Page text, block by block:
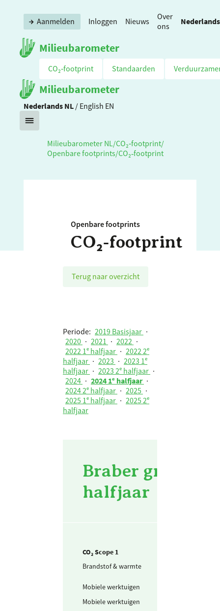
Milieubarometer
Aanmelden Inloggen Nieuws
Over
ons
Nederlands
CO₂‑footprint Standaarden
Milieubarometer
Nederlands NL / English EN
Milieubarometer NL /CO₂‑footprint/
Openbare footprints/CO₂‑footprint
Openbare footprints
CO₂‑footprint
Terug naar overzicht
Periode: 2019 Basisjaar ·
2020 · 2021 · 2022 ·
2022 1ᵉ halfjaar · 2022 2ᵉ
halfjaar · 2023 · 2023 1ᵉ
halfjaar · 2023 2ᵉ halfjaar ·
2024 · 2024 1ᵉ halfjaar ·
2024 2ᵉ halfjaar · 2025 ·
2025 1ᵉ halfjaar · 2025 2ᵉ
halfjaar
Braber
halfjaar
CO₂ Scope 1
Brandstof & warmte
Mobiele werktuigen
Mobiele werktuigen